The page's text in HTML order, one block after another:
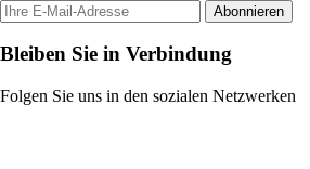
Abonnieren
Bleiben Sie in Verbindung
Folgen Sie uns in den sozialen Netzwerken